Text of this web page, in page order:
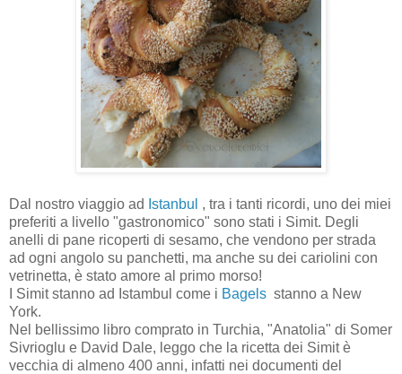
Dal nostro viaggio ad Istanbul , tra i tanti ricordi, uno dei miei
preferiti a livello "gastronomico" sono stati i Simit. Degli
anelli di pane ricoperti di sesamo, che vendono per strada
ad ogni angolo su panchetti, ma anche su dei cariolini con
vetrinetta, è stato amore al primo morso!
I Simit stanno ad Istambul come i Bagels stanno a New
York.
Nel bellissimo libro comprato in Turchia, "Anatolia" di Somer
Sivrioglu e David Dale, leggo che la ricetta dei Simit è
vecchia di almeno 400 anni, infatti nei documenti del